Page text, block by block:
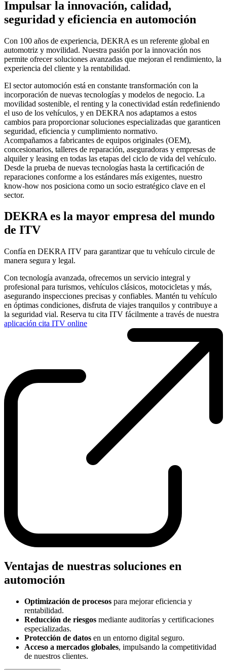
Impulsar la innovación, calidad,
seguridad y eficiencia en automoción
Con 100 años de experiencia, DEKRA es un referente global en
automotriz y movilidad. Nuestra pasión por la innovación nos
permite ofrecer soluciones avanzadas que mejoran el rendimiento, la
experiencia del cliente y la rentabilidad.
El sector automoción está en constante transformación con la
incorporación de nuevas tecnologías y modelos de negocio. La
movilidad sostenible, el renting y la conectividad están redefiniendo
el uso de los vehículos, y en DEKRA nos adaptamos a estos
cambios para proporcionar soluciones especializadas que garanticen
seguridad, eficiencia y cumplimiento normativo.
Acompañamos a fabricantes de equipos originales (OEM),
concesionarios, talleres de reparación, aseguradoras y empresas de
alquiler y leasing en todas las etapas del ciclo de vida del vehículo.
Desde la prueba de nuevas tecnologías hasta la certificación de
reparaciones conforme a los estándares más exigentes, nuestro
know-how nos posiciona como un socio estratégico clave en el
sector.
DEKRA es la mayor empresa del mundo
de ITV
Confía en DEKRA ITV para garantizar que tu vehículo circule de
manera segura y legal.
Con tecnología avanzada, ofrecemos un servicio integral y
profesional para turismos, vehículos clásicos, motocicletas y más,
asegurando inspecciones precisas y confiables. Mantén tu vehículo
en óptimas condiciones, disfruta de viajes tranquilos y contribuye a
la seguridad vial. Reserva tu cita ITV fácilmente a través de nuestra
aplicación cita ITV online
Ventajas de nuestras soluciones en
automoción
Optimización de procesos para mejorar eficiencia y
rentabilidad.
Reducción de riesgos mediante auditorías y certificaciones
especializadas.
Protección de datos en un entorno digital seguro.
Acceso a mercados globales, impulsando la competitividad
de nuestros clientes.